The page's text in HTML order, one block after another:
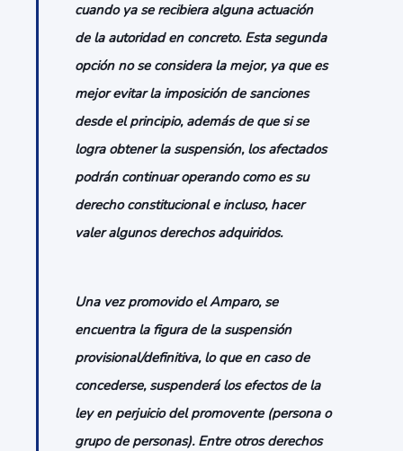
cuando ya se recibiera alguna actuación
de la autoridad en concreto. Esta segunda
opción no se considera la mejor, ya que es
mejor evitar la imposición de sanciones
desde el principio, además de que si se
logra obtener la suspensión, los afectados
podrán continuar operando como es su
derecho constitucional e incluso, hacer
valer algunos derechos adquiridos.
Una vez promovido el Amparo, se
encuentra la figura de la suspensión
provisional/definitiva, lo que en caso de
concederse, suspenderá los efectos de la
ley en perjuicio del promovente (persona o
grupo de personas). Entre otros derechos